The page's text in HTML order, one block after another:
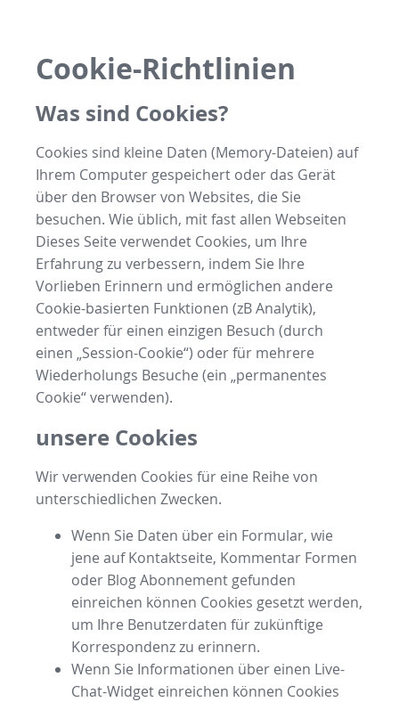
Cookie-Richtlinien
Was sind Cookies?
Cookies sind kleine Daten (Memory-Dateien) auf
Ihrem Computer gespeichert oder das Gerät
über den Browser von Websites, die Sie
besuchen. Wie üblich, mit fast allen Webseiten
Dieses Seite verwendet Cookies, um Ihre
Erfahrung zu verbessern, indem Sie Ihre
Vorlieben Erinnern und ermöglichen andere
Cookie-basierten Funktionen (zB Analytik),
entweder für einen einzigen Besuch (durch
einen „Session-Cookie“) oder für mehrere
Wiederholungs Besuche (ein „permanentes
Cookie“ verwenden).
unsere Cookies
Wir verwenden Cookies für eine Reihe von
unterschiedlichen Zwecken.
Wenn Sie Daten über ein Formular, wie
jene auf Kontaktseite, Kommentar Formen
oder Blog Abonnement gefunden
einreichen können Cookies gesetzt werden,
um Ihre Benutzerdaten für zukünftige
Korrespondenz zu erinnern.
Wenn Sie Informationen über einen Live-
Chat-Widget einreichen können Cookies